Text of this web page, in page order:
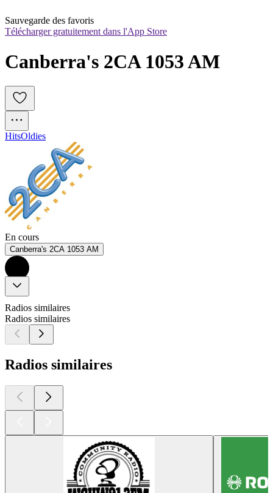
Sauvegarde des favoris
Télécharger gratuitement dans l'App Store
Canberra's 2CA 1053 AM
HitsOldies
En cours
Canberra's 2CA 1053 AM
Radios similaires
Radios similaires
Radios similaires